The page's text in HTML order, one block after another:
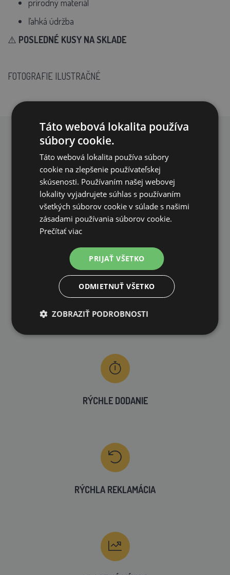
prírodný materiál
ľahká údržba
⚠️ POSLEDNÉ KUSY NA SKLADE
FOTOGRAFIE ILUSTRAČNÉ
PREČO NAKUPOVAŤ U NÁS?
DOPRAVA ZDARMA
VLASTNÝ SKLAD
RÝCHLE DODANIE
RÝCHLA REKLAMÁCIA
Táto webová lokalita používa
súbory cookie.
Táto webová lokalita používa súbory
cookie na zlepšenie používateľskej
skúsenosti. Používaním našej webovej
lokality vyjadrujete súhlas s používaním
všetkých súborov cookie v súlade s našimi
zásadami používania súborov cookie.
Prečítať viac
PRIJAŤ VŠETKO
ODMIETNUŤ VŠETKO
ZOBRAZIŤ PODROBNOSTI